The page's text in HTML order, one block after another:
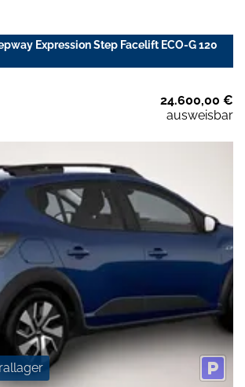
Expression Step Facelift ECO-G 120
24.600,00 €
ausweisbar